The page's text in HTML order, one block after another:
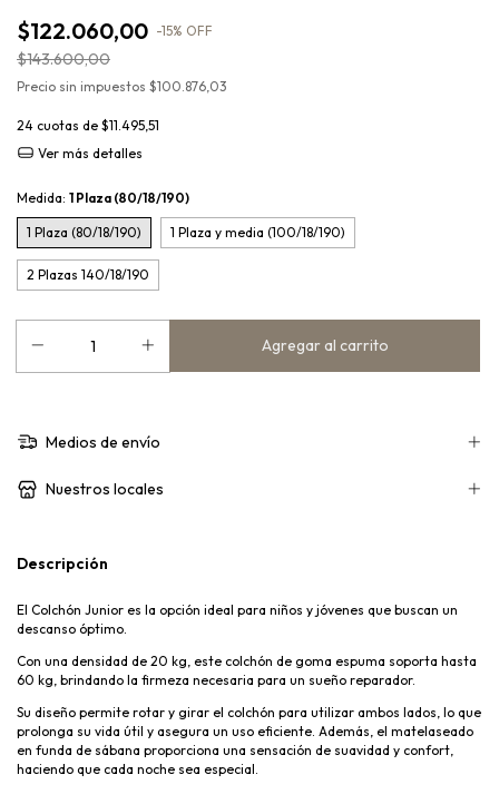
$122.060,00 -15% OFF
$143.600,00
Precio sin impuestos $100.876,03
24 cuotas de $11.495,51
Ver más detalles
Medida: 1 Plaza (80/18/190)
1 Plaza (80/18/190) 1 Plaza y media (100/18/190)
2 Plazas 140/18/190
Medios de envío
Nuestros locales
Descripción
El Colchón Junior es la opción ideal para niños y jóvenes que buscan un
descanso óptimo.
Con una densidad de 20 kg, este colchón de goma espuma soporta hasta
60 kg, brindando la firmeza necesaria para un sueño reparador.
Su diseño permite rotar y girar el colchón para utilizar ambos lados, lo que
prolonga su vida útil y asegura un uso eficiente. Además, el matelaseado
en funda de sábana proporciona una sensación de suavidad y confort,
haciendo que cada noche sea especial.